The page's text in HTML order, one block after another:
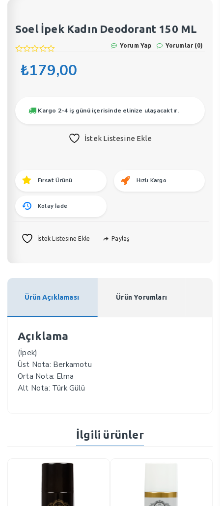
Soel İpek Kadın Deodorant 150 ML
Yorum Yap Yorumlar (0)
₺179,00
Kargo 2-4 iş günü içerisinde elinize ulaşacaktır.
İstek Listesine Ekle
Fırsat Ürünü Hızlı Kargo
Kolay İade
İstek Listesine Ekle Paylaş
Ürün Açıklaması Ürün Yorumları
Açıklama
(İpek)
Üst Nota: Berkamotu
Orta Nota: Elma
Alt Nota: Türk Gülü
İlgili ürünler